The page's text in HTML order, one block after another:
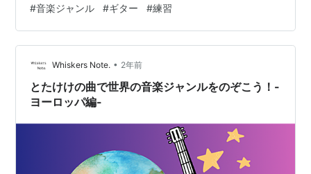
ん。この年齢では残り時間も多くないので、どれかひと
つのジャンルに絞ってギターの練習をしたほうがいいの
に定まりません。 ここ数年を振り返って見ても・・。 嫁
さんがフラメンコをしていた時は、影響を受けてフラメ
ンコギターを買ってフラメンコギターを練習しました。
ケニー・バレルの「Midnight B…
#音楽ジャンル #ギター #練習
Whiskers Note. • 2年前
とたけけの曲で世界の音楽ジャンルをのぞこう！-
ヨーロッパ編-